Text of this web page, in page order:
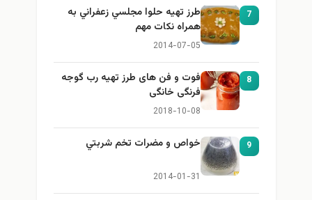
7
طرز تهيه حلوا مجلسي زعفراني به
همراه نكات مهم
2014-07-05
8
فوت و فن های طرز تهیه رب گوجه
فرنگی خانگی
2018-10-08
9 خواص و مضرات تخم شربتي
2014-01-31